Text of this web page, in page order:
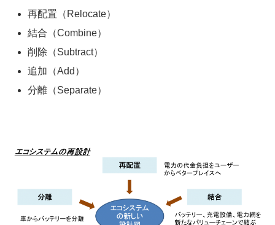
再配置（Relocate）
結合（Combine）
削除（Subtract）
追加（Add）
分離（Separate）